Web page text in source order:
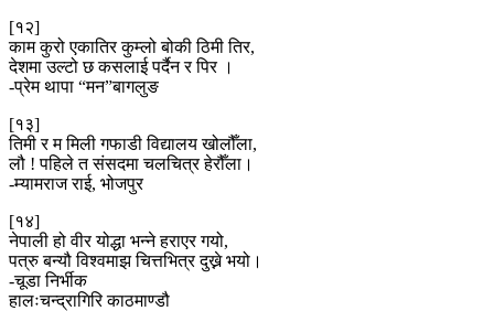
[१२]
काम कुरो एकातिर कुम्लो बोकी ठिमी तिर,
देशमा उल्टो छ कसलाई पर्दैन र पिर ।
-प्रेम थापा “मन”बागलुङ
[१३]
तिमी र म मिली गफाडी विद्यालय खोलौँला,
लौ ! पहिले त संसदमा चलचित्र हेरौँला।
-म्यामराज राई, भोजपुर
[१४]
नेपाली हो वीर योद्धा भन्ने हराएर गयो,
पत्रु बन्यौ विश्वमाझ चित्तभित्र दुख्ने भयो।
-चूडा निर्भीक
हालःचन्द्रागिरि काठमाण्डौ